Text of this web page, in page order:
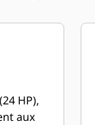
HP),
aux